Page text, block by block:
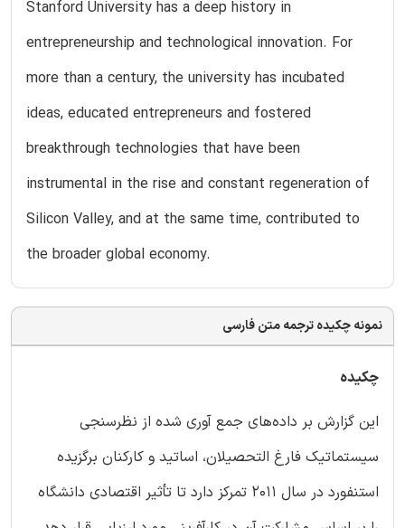
Stanford University has a deep history in
entrepreneurship and technological innovation. For
more than a century, the university has incubated
ideas, educated entrepreneurs and fostered
breakthrough technologies that have been
instrumental in the rise and constant regeneration of
Silicon Valley, and at the same time, contributed to
the broader global economy.
نمونه چکیده ترجمه متن فارسی
چکیده
این گزارش بر داده‌های جمع آوری شده از نظرسنجی
سیستماتیک فارغ التحصیلان، اساتید و کارکنان برگزیده
استنفورد در سال 2011 تمرکز دارد تا تأثیر اقتصادی دانشگاه